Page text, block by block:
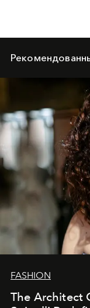
FASHION
The Architect